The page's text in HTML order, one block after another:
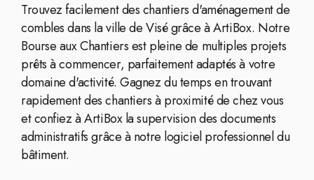
Trouvez facilement des chantiers d'aménagement de
combles dans la ville de Visé grâce à ArtiBox. Notre
Bourse aux Chantiers est pleine de multiples projets
prêts à commencer, parfaitement adaptés à votre
domaine d'activité. Gagnez du temps en trouvant
rapidement des chantiers à proximité de chez vous
et confiez à ArtiBox la supervision des documents
administratifs grâce à notre logiciel professionnel du
bâtiment.